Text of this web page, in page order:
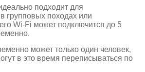
подходит для
групповых походах или
Wi-Fi может подключится до 5
может только один человек,
в это время переписываться по